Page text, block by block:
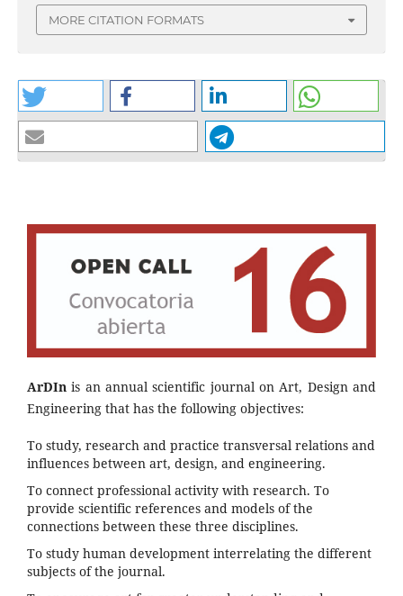
MORE CITATION FORMATS
ArDInis an annual scientific journal on Art, Design and
Engineering that has the following objectives:
To study, research and practice transversal relations and
influences between art, design, and engineering.
To connect professional activity with research. To
provide scientific references and models of the
connections between these three disciplines.
To study human development interrelating the different
subjects of the journal.